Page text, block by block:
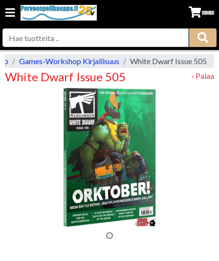
Games-Workshop Kirjallisuus White Dwarf Issue 505
White Dwarf Issue 505 ‹ Palaa